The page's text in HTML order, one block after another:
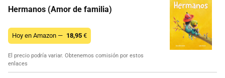
Hermanos (Amor de familia)
Hoy en Amazon — 18,95 €
El precio podría variar. Obtenemos comisión por estos
enlaces